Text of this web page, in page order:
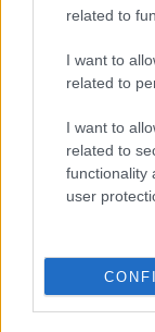
related to
I want to
related to
I want to
related to
functionality
user
Kimchi,
A kimchi
nagyszerű az
összpontosító
folyamata jó
A kimchi
rendszeres